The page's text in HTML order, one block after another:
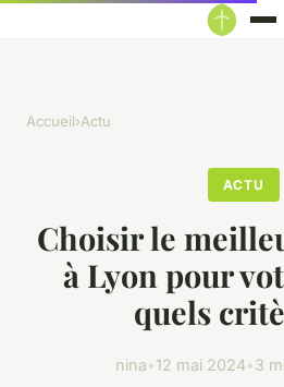
Accueil›Actu
ACTU
Choisir le
à Lyon pour
quels
nina•12 mai 2024•3